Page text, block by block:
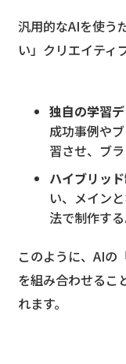
汎用的なAIを使う
い」クリエイティ
独自の学習
成功事例や
習させ、ブ
ハイブリッド
い、メイン
法で制作する
このように、AIの
を組み合わせるこ
れます。